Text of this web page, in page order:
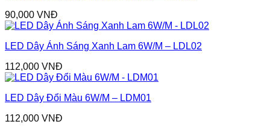
90,000 VNĐ
LED Dây Ánh Sáng Xanh Lam 6W/M – LDL02
112,000 VNĐ
LED Dây Đổi Màu 6W/M – LDM01
112,000 VNĐ